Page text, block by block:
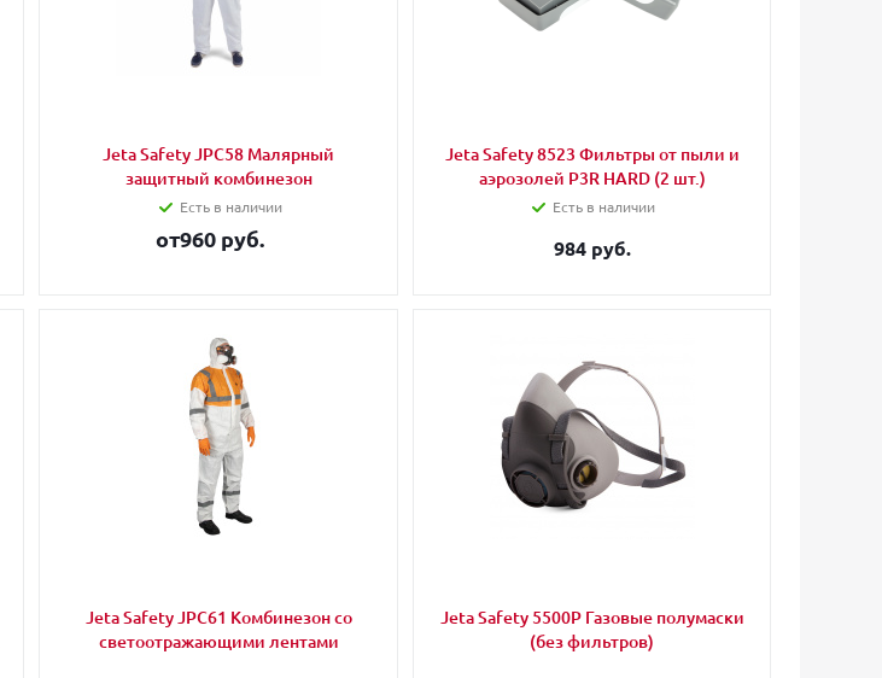
Jeta Safety JPC58 Малярный
защитный комбинезон
Есть в наличии
от960 руб.
Jeta Safety 8523 Фильтры от пыли и
аэрозолей P3R HARD (2 шт.)
Есть в наличии
984 руб.
Jeta Safety JPC61 Комбинезон со
светоотражающими лентами
Jeta Safety 5500P Газовые полумаски
(без фильтров)